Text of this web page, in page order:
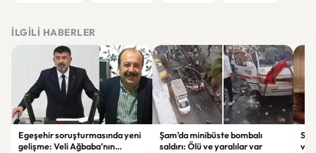
İLGILI HABERLER
Egeşehir soruşturmasında yeni
gelişme: Veli Ağbaba’nın
Şam’da minibüste bombalı
saldırı: Ölü ve yaralılar var